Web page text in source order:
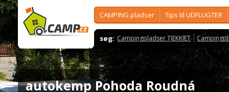
CAMPING pladser Tips til UDFLUGTER
søg: Campingpladser TJEKKIET
autokemp Pohoda Roudná